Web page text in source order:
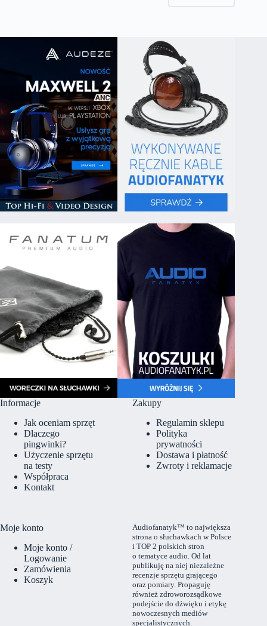
Informacje
Jak oceniam sprzęt
Dlaczego
pingwinki?
Użyczenie sprzętu
na testy
Współpraca
Kontakt
Zakupy
Regulamin sklepu
Polityka
prywatności
Dostawa i płatność
Zwroty i reklamacje
Moje konto
Moje konto /
Logowanie
Zamówienia
Koszyk
Audiofanatyk™ to największa
strona o słuchawkach w Polsce
i TOP 2 polskich stron
o tematyce audio. Od lat
publikuję na niej niezależne
recenzje sprzętu grającego
oraz pomiary. Propaguję
również zdroworozsądkowe
podejście do dźwięku i etykę
nowoczesnych mediów
specjalistycznych.